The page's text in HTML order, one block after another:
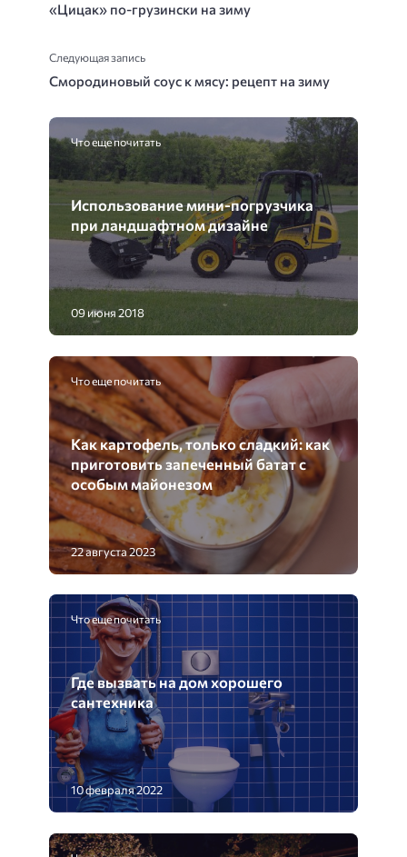
«Цицак» по-грузински на зиму
Следующая запись
Смородиновый соус к мясу: рецепт на зиму
Что еще почитать
Использование мини-погрузчика
при ландшафтном дизайне
09 июня 2018
Что еще почитать
Как картофель, только сладкий: как
приготовить запеченный батат с
особым майонезом
22 августа 2023
Что еще почитать
Где вызвать на дом хорошего
сантехника
10 февраля 2022